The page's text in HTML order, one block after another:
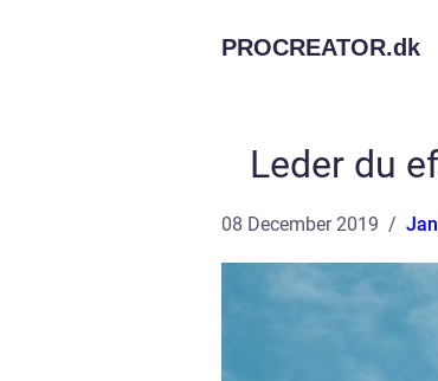
PROCREATOR.dk
Leder du
08 December 2019